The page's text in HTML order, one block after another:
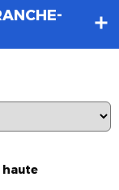
haute